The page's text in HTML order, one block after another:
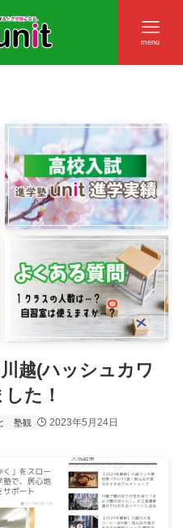
menu
越(ハッシュカワ
た！
塾観 2023年5月24日